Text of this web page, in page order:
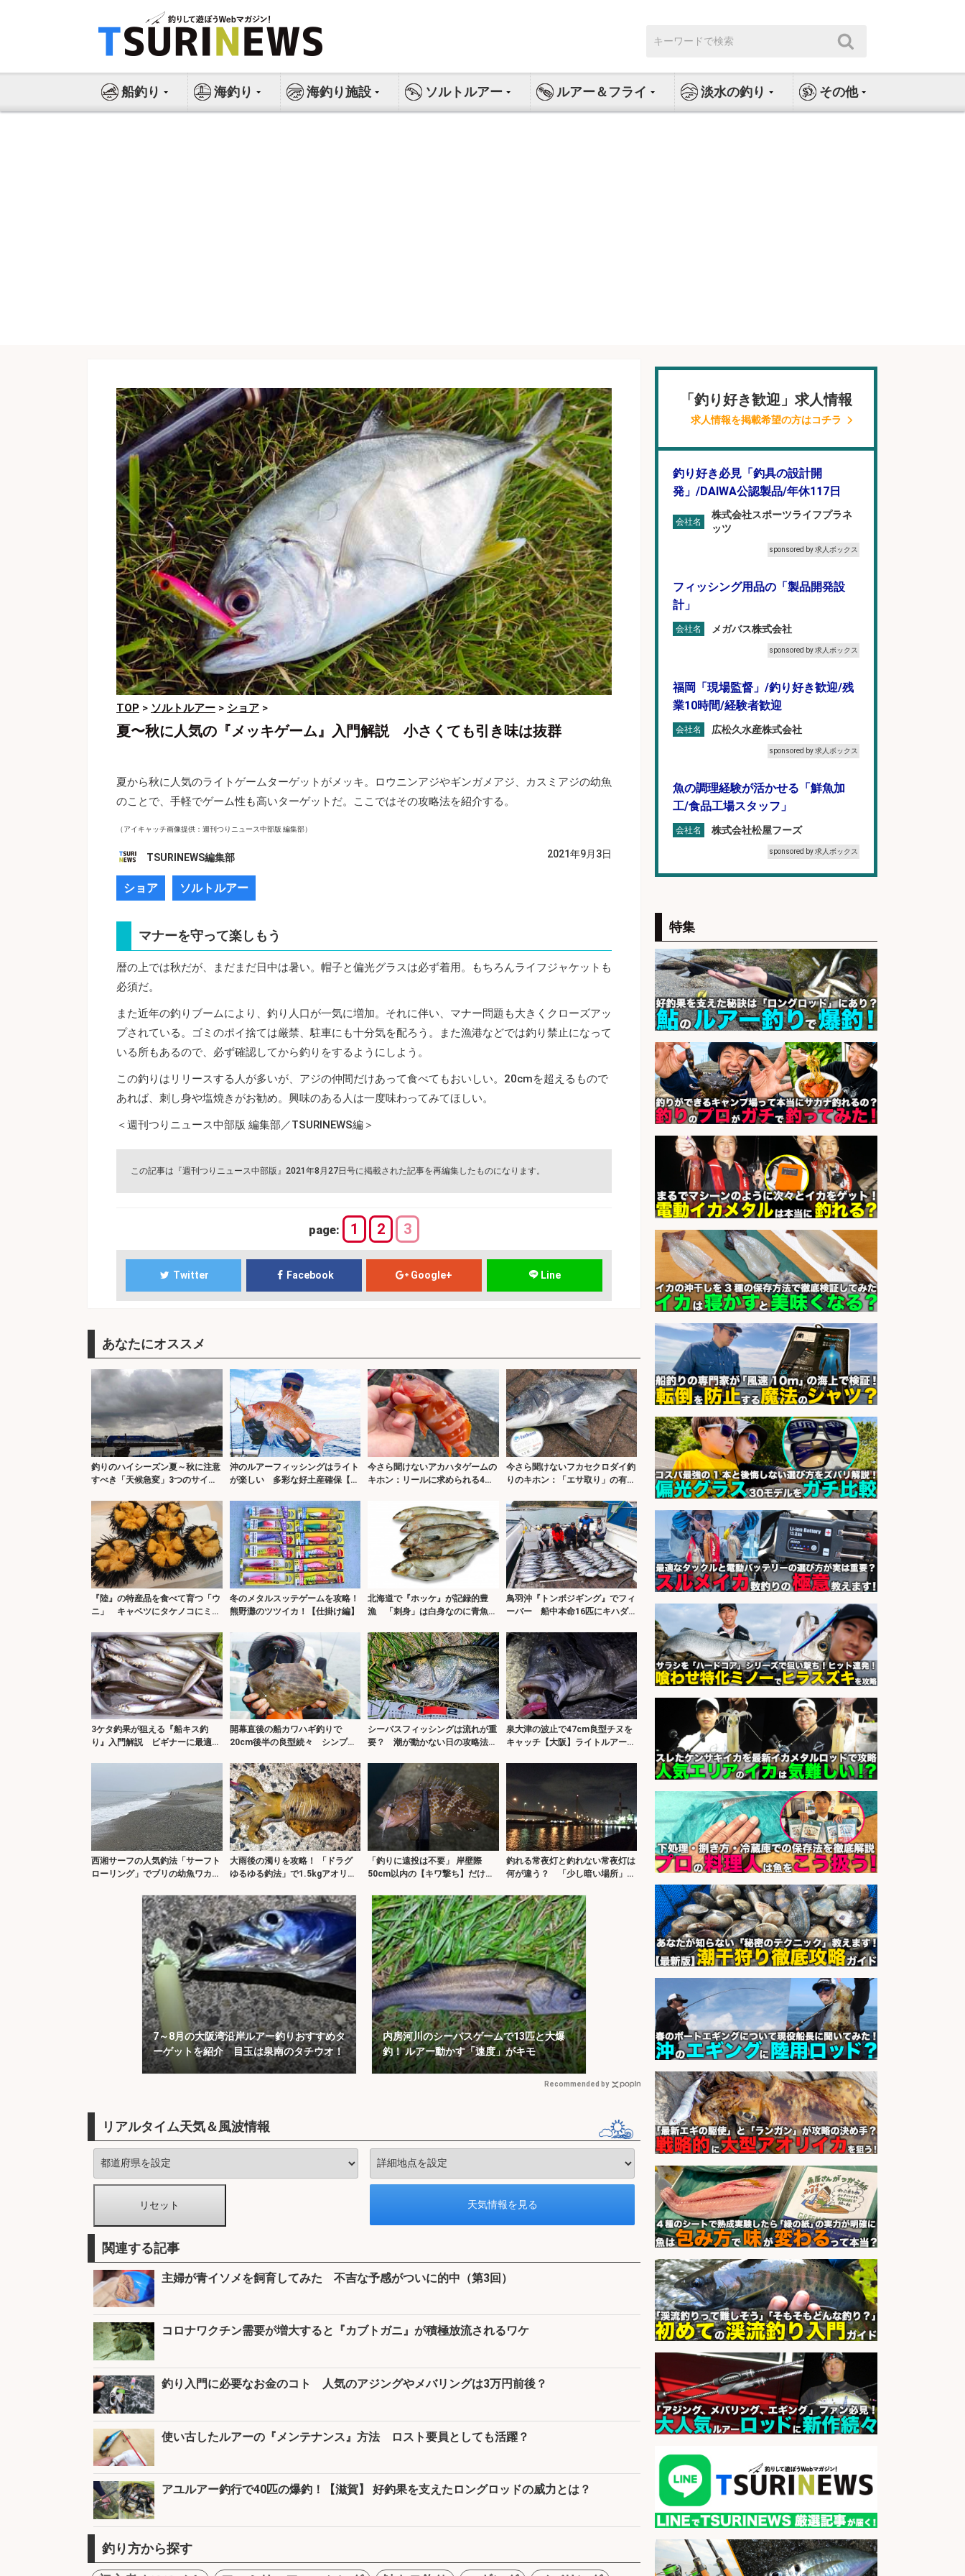
ス
索:
船釣り 海釣り 海釣り施設 ソルトルアー ルアー＆フライ 淡水の釣り その他
TOP > ソルトルアー > ショア >
夏〜秋に人気の『メッキゲーム』入門解説 小さくても引き味は抜群
夏から秋に人気のライトゲームターゲットがメッキ。ロウニンアジやギンガメアジ、カスミアジの幼魚
のことで、手軽でゲーム性も高いターゲットだ。ここではその攻略法を紹介する。
（アイキャッチ画像提供：週刊つりニュース中部版 編集部）
TSURINEWS編集部 2021年9月3日
ショア ソルトルアー
マナーを守って楽しもう
暦の上では秋だが、まだまだ日中は暑い。帽子と偏光グラスは必ず着用。もちろんライフジャケットも
必須だ。
また近年の釣りブームにより、釣り人口が一気に増加。それに伴い、マナー問題も大きくクローズアッ
プされている。ゴミのポイ捨ては厳禁、駐車にも十分気を配ろう。また漁港などでは釣り禁止になって
いる所もあるので、必ず確認してから釣りをするようにしよう。
この釣りはリリースする人が多いが、アジの仲間だけあって食べてもおいしい。20cmを超えるもので
あれば、刺し身や塩焼きがお勧め。興味のある人は一度味わってみてほしい。
＜週刊つりニュース中部版 編集部／TSURINEWS編＞
この記事は『週刊つりニュース中部版』2021年8月27日号に掲載された記事を再編集したものになります。
page: 1 2 3
Twitter Facebook Google+ Line
あなたにオススメ
釣りのハイシーズン夏～秋に注意
すべき「天候急変」3つのサイン
沖のルアーフィッシングはライト
が楽しい 多彩な好土産確保【福
今さら聞けないアカハタゲームの
キホン：リールに求められる4つ
今さら聞けないフカセクロダイ釣
りのキホン：「エサ取り」の有効
『陸』の特産品を食べて育つ「ウ
ニ」 キャベツにタケノコにミカ
冬のメタルスッテゲームを攻略！
熊野灘のツツイカ！【仕掛け編】
北海道で『ホッケ』が記録的豊
漁 「刺身」は白身なのに青魚の
鳥羽沖『トンボジギング』でフィ
ーバー 船中本命16匹にキハダに
3ケタ釣果が狙える『船キス釣
り』入門解説 ビギナーに最適＆
開幕直後の船カワハギ釣りで
20cm後半の良型続々 シンプル
シーバスフィッシングは流れが重
要？ 潮が動かない日の攻略法3
泉大津の波止で47cm良型チヌを
キャッチ【大阪】ライトルアーゲ
西湘サーフの人気釣法「サーフト
ローリング」でブリの幼魚ワカシ
大雨後の濁りを攻略！ 「ドラグ
ゆるゆる釣法」で1.5kgアオリイ
「釣りに遠投は不要」 岸壁際
50cm以内の【キワ撃ち】だけで
釣れる常夜灯と釣れない常夜灯は
何が違う？ 「少し暗い場所」に
7～8月の大阪湾沿岸ルアー釣りおすすめタ
ーゲットを紹介 目玉は泉南のタチウオ！
内房河川のシーバスゲームで13匹と大爆
釣！ ルアー動かす「速度」がキモ
Recommended by
リアルタイム天気＆風波情報
関連する記事
主婦が青イソメを飼育してみた 不吉な予感がついに的中（第3回）
コロナワクチン需要が増大すると『カブトガニ』が積極放流されるワケ
釣り入門に必要なお金のコト 人気のアジングやメバリングは3万円前後？
使い古したルアーの『メンテナンス』方法 ロスト要員としても活躍？
アユルアー釣行で40匹の爆釣！【滋賀】 好釣果を支えたロングロッドの威力とは？
釣り方から探す
「釣り好き歓迎」求人情報
求人情報を掲載希望の方はコチラ
釣り好き必見「釣具の設計開
発」/DAIWA公認製品/年休117日
会社名
株式会社スポーツライフプラネ
ッツ
sponsored by 求人ボックス
フィッシング用品の「製品開発設
計」
会社名 メガバス株式会社
sponsored by 求人ボックス
福岡「現場監督」/釣り好き歓迎/残
業10時間/経験者歓迎
会社名 広松久水産株式会社
sponsored by 求人ボックス
魚の調理経験が活かせる「鮮魚加
工/食品工場スタッフ」
会社名 株式会社松屋フーズ
sponsored by 求人ボックス
会社名
sponsored by 求人ボックス
レジカウンター/夕方勤務で時給UP
お釣りの計算不要の簡単レジ1日2時
間
会社名 オーケー株式会社
sponsored by 求人ボックス
レジカウンター/お釣りの計算不要
の簡単レジ 未経験も安心の研修あり
1日2h
会社名 オーケー株式会社
sponsored by 求人ボックス
レジカウンター/お釣りの計算不要
の簡単レジ 未経験も安心の研修あり
1日2h
会社名 オーケー株式会社
sponsored by 求人ボックス
レジカウンター/お釣りの計算不要
の簡単レジ 未経験も安心の研修あり
1日2h
会社名 オーケー株式会社
sponsored by 求人ボックス
レジカウンター/夕方勤務で時給UP
お釣りの計算不要の簡単レジ1日2時
間
会社名 オーケー株式会社
sponsored by 求人ボックス
特集